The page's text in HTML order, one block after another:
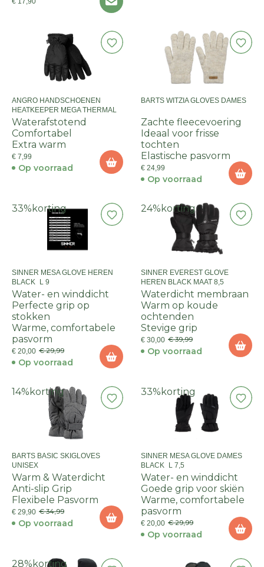
ANGRO HANDSCHOENEN
HEATKEEPER MEGA THERMAL
Waterafstotend
Comfortabel
Extra warm
€ 7,99
Op voorraad
BARTS WITZIA GLOVES DAMES
Zachte fleecevoering
Ideaal voor frisse
tochten
Elastische pasvorm
€ 24,99
Op voorraad
33% korting
SINNER MESA GLOVE HEREN
BLACK_L 9
Water- en winddicht
Perfecte grip op
stokken
Warme, comfortabele
pasvorm
€ 20,00 € 29,99
Op voorraad
24% korting
SINNER EVEREST GLOVE
HEREN BLACK MAAT 8,5
Waterdicht membraan
Warm op koude
ochtenden
Stevige grip
€ 30,00 € 39,99
Op voorraad
14% korting
BARTS BASIC SKIGLOVES
UNISEX
Warm & Waterdicht
Anti-slip Grip
Flexibele Pasvorm
€ 29,90 € 34,99
Op voorraad
33% korting
SINNER MESA GLOVE DAMES
BLACK_L 7,5
Water- en winddicht
Goede grip voor skiën
Warme, comfortabele
pasvorm
€ 20,00 € 29,99
Op voorraad
28% korting